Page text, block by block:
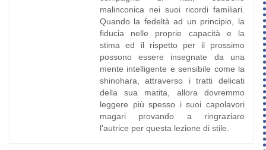
malinconica nei suoi ricordi familiari.
Quando la fedeltà ad un principio, la
fiducia nelle proprie capacità e la
stima ed il rispetto per il prossimo
possono essere insegnate da una
mente intelligente e sensibile come la
shinohara, attraverso i tratti delicati
della sua matita, allora dovremmo
leggere più spesso i suoi capolavori
magari provando a ringraziare
l'autrice per questa lezione di stile.